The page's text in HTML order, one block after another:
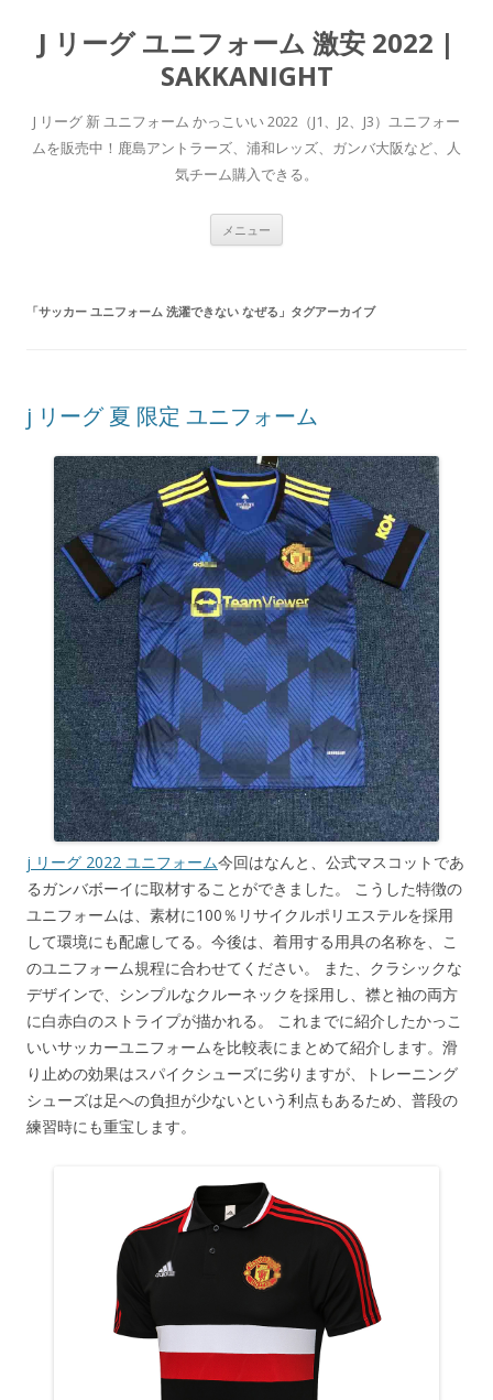
J リーグ ユニフォーム 激安 2022 |
SAKKANIGHT
J リーグ 新 ユニフォーム かっこいい 2022（J1、J2、J3）ユニフォー
ム​を販売中！鹿島アントラーズ、浦和レッズ、ガンバ大阪など、人
気チーム購入できる。
メニュー
ス
「サッカー ユニフォーム 洗濯できない なぜる 」タグアーカイブ
j リーグ 夏 限定 ユニフォーム
j リーグ 2022 ユニフォーム今回はなんと、公式マスコットであ
るガンバボーイに取材することができました。 こうした特徴の
ユニフォームは、素材に100％リサイクルポリエステルを採用
して環境にも配慮してる。今後は、着用する用具の名称を、こ
のユニフォーム規程に合わせてください。 また、クラシックな
デザインで、シンプルなクルーネックを採用し、襟と袖の両方
に白赤白のストライプが描かれる。 これまでに紹介したかっこ
いいサッカーユニフォームを比較表にまとめて紹介します。滑
り止めの効果はスパイクシューズに劣りますが、トレーニング
シューズは足への負担が少ないという利点もあるため、普段の
練習時にも重宝します。